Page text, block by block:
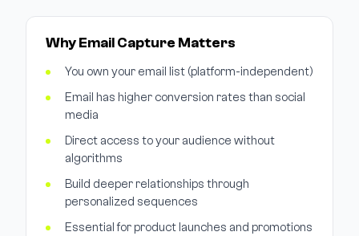
Why Email Capture Matters
You own your email list (platform-independent)
Email has higher conversion rates than social
media
Direct access to your audience without
algorithms
Build deeper relationships through
personalized sequences
Essential for product launches and promotions